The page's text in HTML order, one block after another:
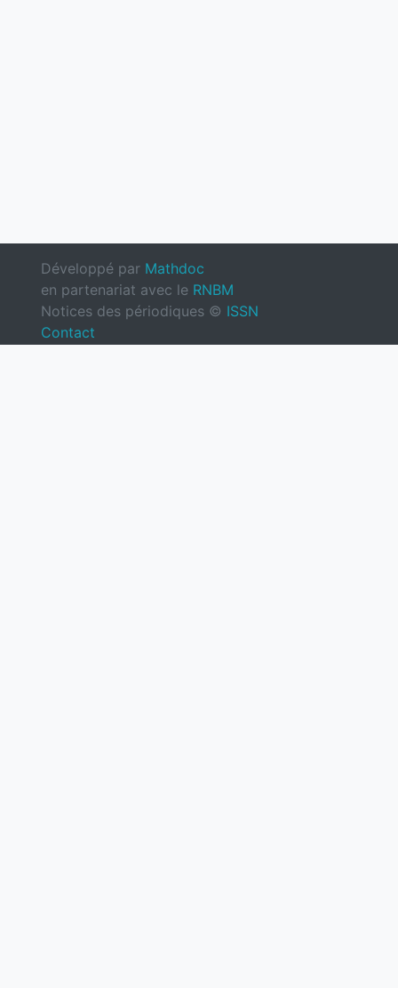
Développé par Mathdoc
en partenariat avec le RNBM
Notices des périodiques © ISSN
Contact